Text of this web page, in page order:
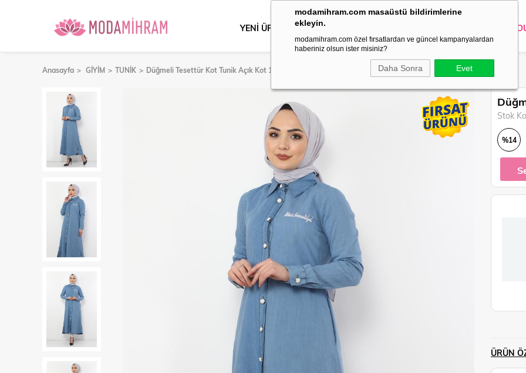
modamihram.com masaüstü bildirimlerine
ekleyin.
modamihram.com özel fırsatlardan ve güncel kampanyalardan
haberiniz olsun ister misiniz?
Daha Sonra Evet
YENİ ÜRÜNLER DIŞ GİYİM
Anasayfa GİYİM TUNİK Düğmeli Tesettür Kot Tunik Açık Kot 10009
Stok
%14
ÜRÜN